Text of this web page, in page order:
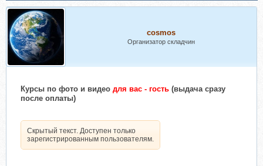
cosmos
Организатор складчин
Курсы по фото и видео для вас - гость (выдача сразу
после оплаты)
Скрытый текст. Доступен только
зарегистрированным пользователям.